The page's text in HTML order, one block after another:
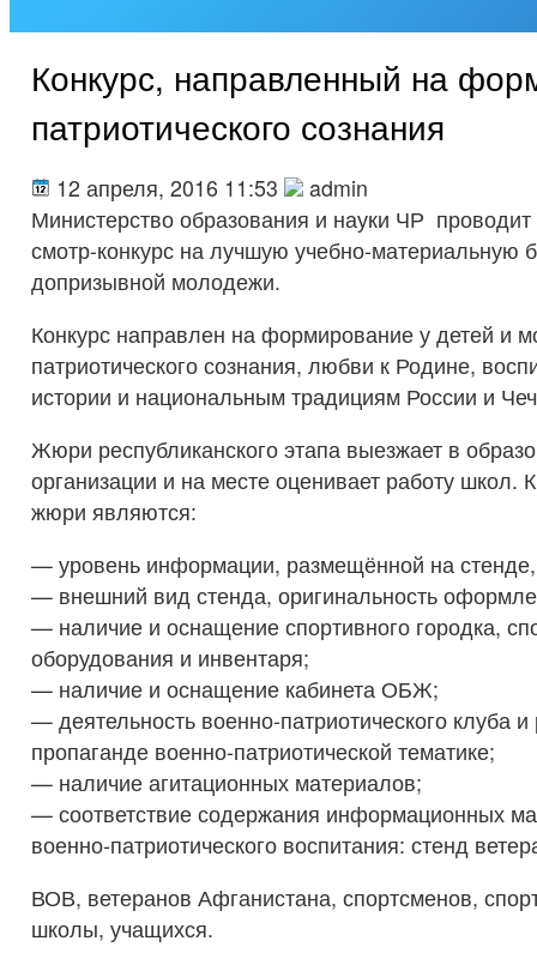
Конкурс, направленный на
патриотического сознания
12 апреля, 2016 11:53
admin
Министерство образования и науки ЧР проводит
смотр-конкурс на лучшую учебно-материальную
допризывной молодежи.
Конкурс направлен на формирование у детей и
патриотического сознания, любви к Родине,
истории и национальным традициям России и
Жюри республиканского этапа выезжает в
организации и на месте оценивает работу школ.
жюри являются:
— уровень информации, размещённой на стенде,
— внешний вид стенда, оригинальность
— наличие и оснащение спортивного городка,
оборудования и инвентаря;
— наличие и оснащение кабинета ОБЖ;
— деятельность военно-патриотического клуба
пропаганде военно-патриотической тематике;
— наличие агитационных материалов;
— соответствие содержания информационных
военно-патриотического воспитания: стенд
ВОВ, ветеранов Афганистана, спортсменов,
школы, учащихся.